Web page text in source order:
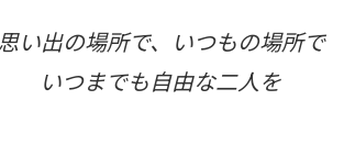
い出の場所で、いつもの場所で
いつまでも自由な二人を